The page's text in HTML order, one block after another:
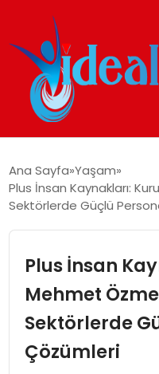
GÜNDEM
İDEAL SPOR
YAŞAM
Ana Sayfa Yaşam
Plus İnsan Kaynakları:
Sektörlerde Güçlü
Plus İnsan
Mehmet
Sektörlerde
Çözümleri